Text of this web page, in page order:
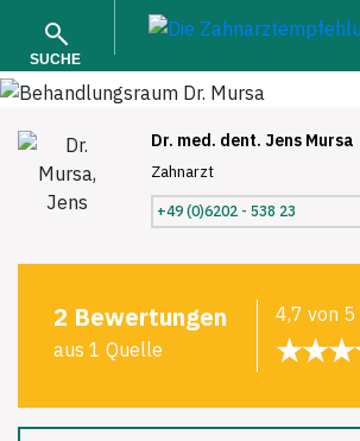
SUCHE
Dr. med. dent. Jens Mursa
Zahnarzt
+49 (0)6202 - 538 23
2 Bewertungen
aus 1 Quelle
4,7 von 5